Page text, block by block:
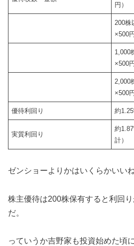
円）
200株
×500
1,000
×500
2,000
×500
優待利回り 約
実質利回り
約
計）
ゼンショーよりかはいくらかいいね
株主優待は200株保有すると利回
だ。
っていうか吉野家も投資始めた頃